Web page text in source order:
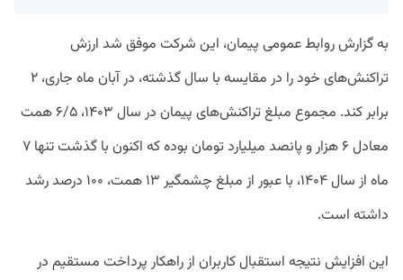
به گزارش روابط عمومی پیمان، این شرکت موفق شد ارزش
تراکنش‌های خود را در مقایسه با سال گذشته، در آبان ماه جاری، ۲
برابر کند. مجموع مبلغ تراکنش‌های پیمان در سال ۱۴۰۳، ۶/۵ همت
معادل ۶ هزار و پانصد میلیارد تومان بوده که اکنون با گذشت تنها ۷
ماه از سال ۱۴۰۴، با عبور از مبلغ چشمگیر ۱۳ همت، ۱۰۰ درصد رشد
داشته است.
این افزایش نتیجه استقبال کاربران از راهکار پرداخت مستقیم در